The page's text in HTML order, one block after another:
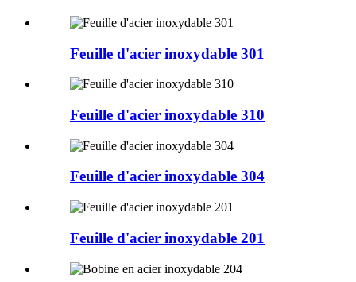
Feuille d'acier inoxydable 301
Feuille d'acier inoxydable 310
Feuille d'acier inoxydable 304
Feuille d'acier inoxydable 201